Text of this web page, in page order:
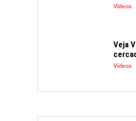
Vídeos
Veja
Vídeos